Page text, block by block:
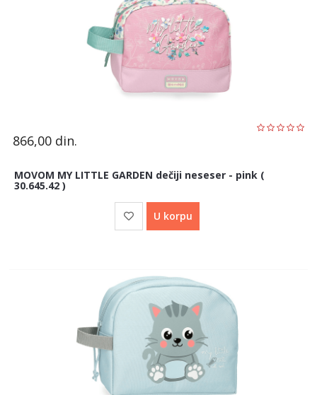
866,00 din.
MOVOM MY LITTLE GARDEN dečiji neseser - pink (
30.645.42 )
U korpu